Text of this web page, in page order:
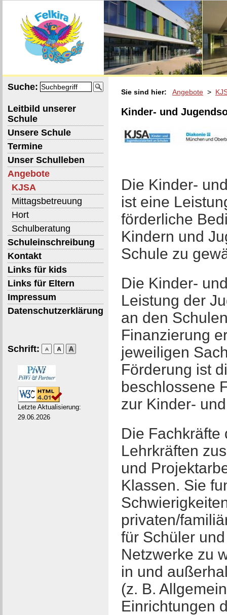
Suche:
Leitbild unserer
Schule
Unsere Schule
Termine
Unser Schulleben
Angebote
KJSA
Mittagsbetreuung
Hort
Schulberatung
Schuleinschreibung
Kontakt
Links für kids
Links für Eltern
Impressum
Datenschutzerklärung
Schrift:
Letzte Aktualisierung:
29.06.2026
Sie sind hier: Angebote >
Kinder- und
Die Kinder-
ist eine
förderliche
Kindern und
Schule zu
Die Kinder-
Leistung der
an den
Finanzierung
jeweiligen
Förderung ist
beschlossene
zur Kinder-
Die Fachkräfte
Lehrkräften
und
Klassen. Sie
privaten/
für Schüler
Netzwerke zu
in und
(z. B.
Einrichtungen